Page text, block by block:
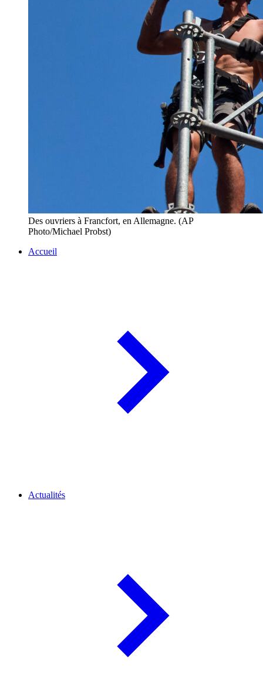
Des ouvriers à Francfort, en Allemagne. (AP
Photo/Michael Probst)
Accueil
Actualités